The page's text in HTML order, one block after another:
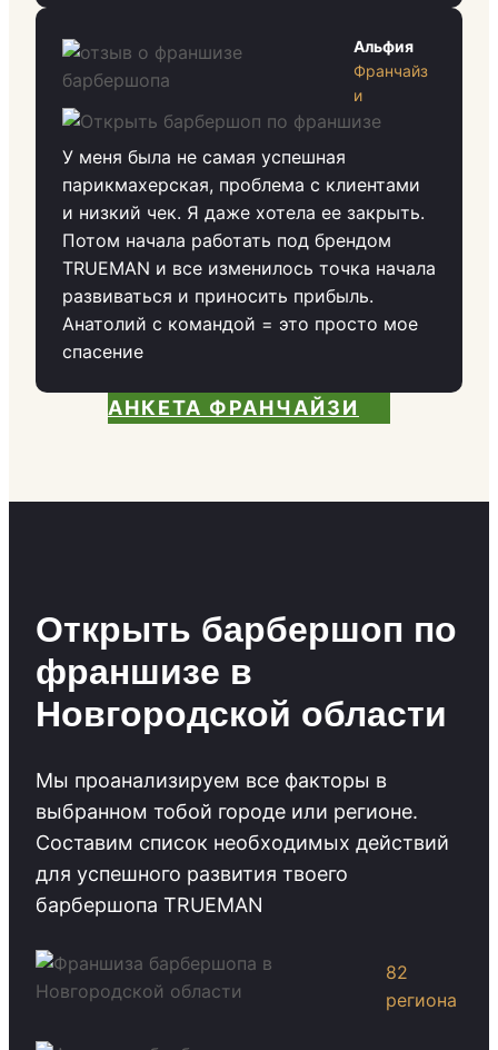
Альфия
Франчайз
и
У меня была не самая успешная
парикмахерская, проблема с клиентами
и низкий чек. Я даже хотела ее закрыть.
Потом начала работать под брендом
TRUEMAN и все изменилось точка начала
развиваться и приносить прибыль.
Анатолий с командой = это просто мое
спасение
АНКЕТА ФРАНЧАЙЗИ
Открыть барбершоп по
франшизе в
Новгородской области
Мы проанализируем все факторы в
выбранном тобой городе или регионе.
Cоставим список необходимых действий
для успешного развития твоего
барбершопа TRUEMAN
82
региона